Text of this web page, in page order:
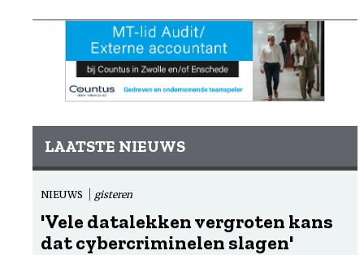
LAATSTE NIEUWS
NIEUWS gisteren
'Vele datalekken vergroten kans
dat cybercriminelen slagen'